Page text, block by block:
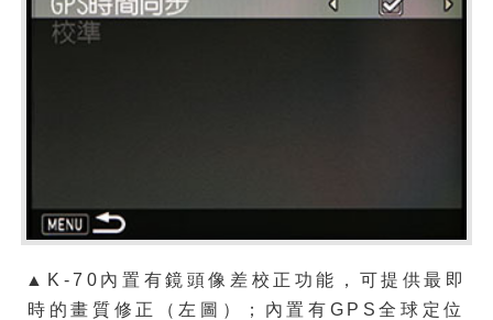
▲K-70內置有鏡頭像差校正功能，可提供最即
時的畫質修正（左圖）；內置有GPS全球定位